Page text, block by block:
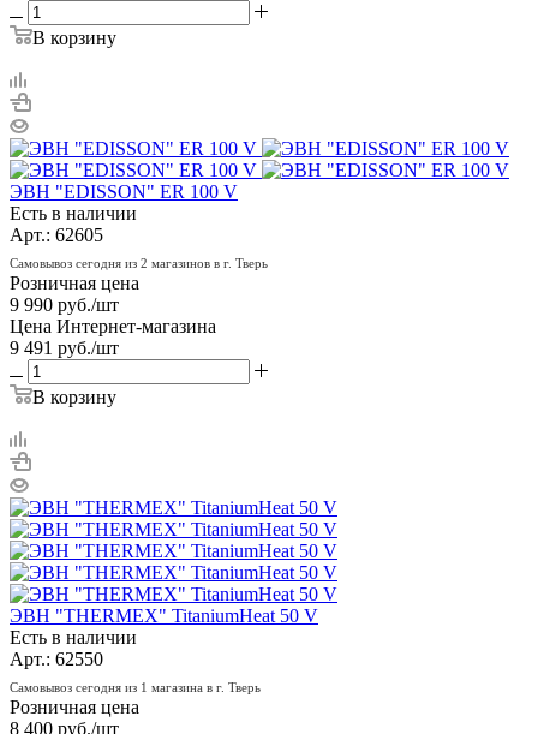
В корзину
ЭВН "EDISSON" ER 100 V
Есть в наличии
Арт.: 62605
Самовывоз сегодня из 2 магазинов в г. Тверь
Розничная цена
9 990 руб./шт
Цена Интернет-магазина
9 491 руб./шт
В корзину
ЭВН "THERMEX" TitaniumHeat 50 V
Есть в наличии
Арт.: 62550
Самовывоз сегодня из 1 магазина в г. Тверь
Розничная цена
8 400 руб./шт